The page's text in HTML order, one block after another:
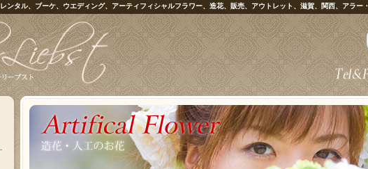
レンタル、ブーケ、ウエディング、アーティフィシャルフラワー、造花、販売、アウトレット、滋賀、関西、アラー